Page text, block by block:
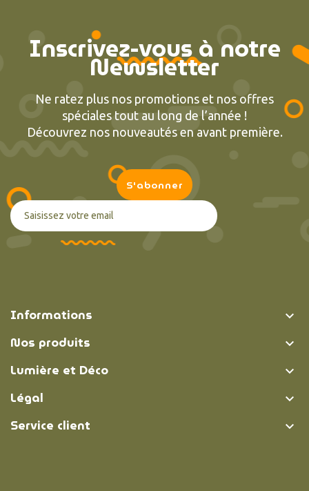
Inscrivez-vous à notre
Newsletter
Ne ratez plus nos promotions et nos offres
spéciales tout au long de l’année !
Découvrez nos nouveautés en avant première.
Informations 
Nos produits 
Lumière et Déco 
Légal 
Service client 